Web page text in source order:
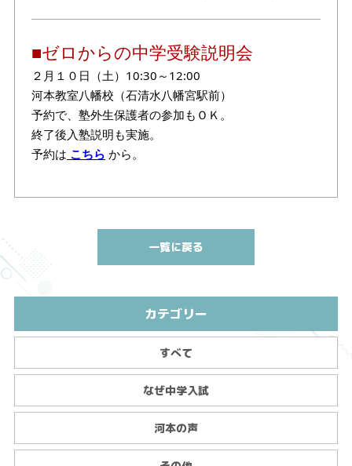
■ゼロからの中学受験説明会
２月１０日（土）10:30～12:00
河本教室八幡校（石清水八幡宮駅前）
予約で、塾外生保護者の参加もＯＫ。
終了後入塾説明も実施。
予約は こちら から。
一覧に戻る
カテゴリー
すべて
なぜ中学入試
河本の声